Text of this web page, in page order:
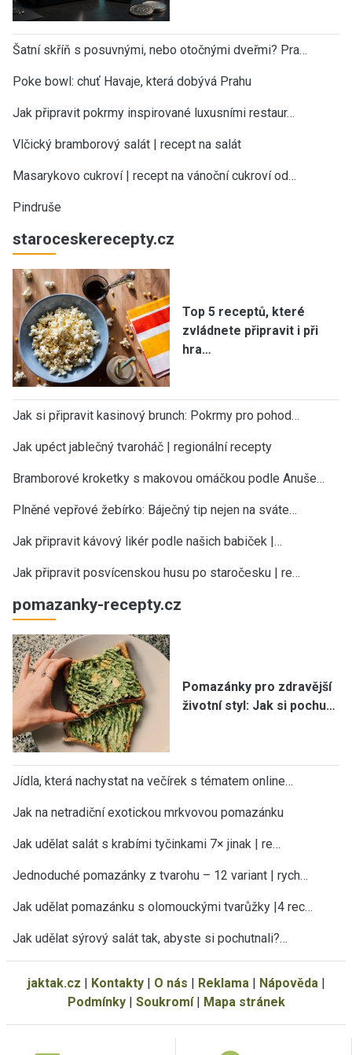
Šatní skříň s posuvnými, nebo otočnými dveřmi? Pra…
Poke bowl: chuť Havaje, která dobývá Prahu
Jak připravit pokrmy inspirované luxusními restaur…
Vlčický bramborový salát | recept na salát
Masarykovo cukroví | recept na vánoční cukroví od…
Pindruše
staroceskerecepty.cz
Top 5 receptů, které
zvládnete připravit i při
hra…
Jak si připravit kasinový brunch: Pokrmy pro pohod…
Jak upéct jablečný tvaroháč | regionální recepty
Bramborové kroketky s makovou omáčkou podle Anuše…
Plněné vepřové žebírko: Báječný tip nejen na sváte…
Jak připravit kávový likér podle našich babiček |…
Jak připravit posvícenskou husu po staročesku | re…
pomazanky-recepty.cz
Pomazánky pro zdravější
životní styl: Jak si pochu…
Jídla, která nachystat na večírek s tématem online…
Jak na netradiční exotickou mrkvovou pomazánku
Jak udělat salát s krabími tyčinkami 7× jinak | re…
Jednoduché pomazánky z tvarohu – 12 variant | rych…
Jak udělat pomazánku s olomouckými tvarůžky |4 rec…
Jak udělat sýrový salát tak, abyste si pochutnali?…
jaktak.cz | Kontakty| O nás | Reklama| Nápověda|
Podmínky| Soukromí| Mapa stránek